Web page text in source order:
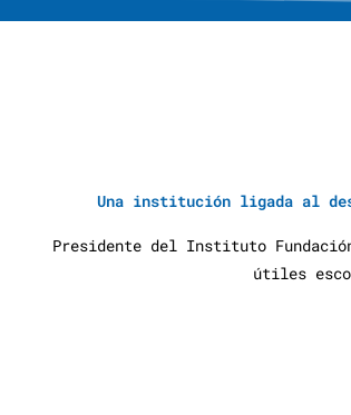
Una institución ligada al
Presidente del Instituto
útiles